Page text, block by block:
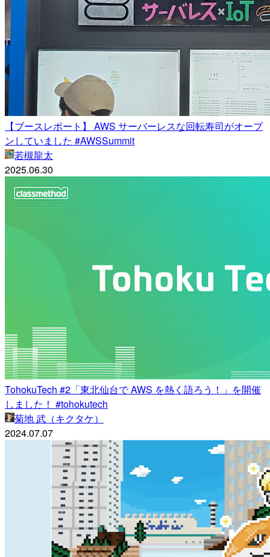
【ブースレポート】 AWS サーバーレスな回転寿司がオープ
ンしていました #AWSSummit
若槻龍太
2025.06.30
TohokuTech #2「東北仙台で AWS を熱く語ろう！」を開催
しました！ #tohokutech
菊地 武（キクタケ）
2024.07.07